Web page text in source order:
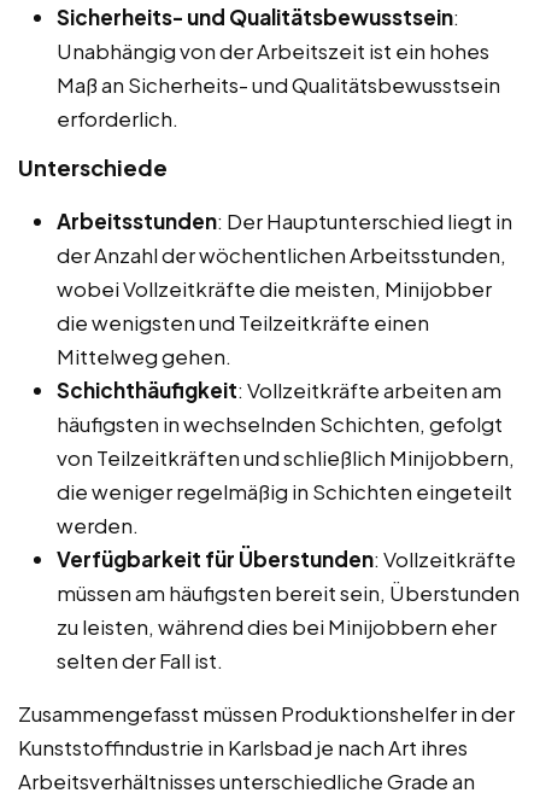
Sicherheits- und Qualitätsbewusstsein:
Unabhängig von der Arbeitszeit ist ein hohes
Maß an Sicherheits- und Qualitätsbewusstsein
erforderlich.
Unterschiede
Arbeitsstunden: Der Hauptunterschied liegt in
der Anzahl der wöchentlichen Arbeitsstunden,
wobei Vollzeitkräfte die meisten, Minijobber
die wenigsten und Teilzeitkräfte einen
Mittelweg gehen.
Schichthäufigkeit: Vollzeitkräfte arbeiten am
häufigsten in wechselnden Schichten, gefolgt
von Teilzeitkräften und schließlich Minijobbern,
die weniger regelmäßig in Schichten eingeteilt
werden.
Verfügbarkeit für Überstunden: Vollzeitkräfte
müssen am häufigsten bereit sein, Überstunden
zu leisten, während dies bei Minijobbern eher
selten der Fall ist.
Zusammengefasst müssen Produktionshelfer in der
Kunststoffindustrie in Karlsbad je nach Art ihres
Arbeitsverhältnisses unterschiedliche Grade an